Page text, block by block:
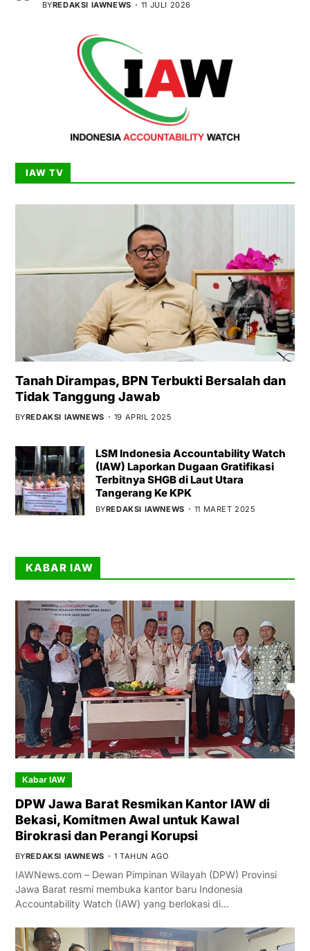
BYREDAKSI IAWNEWS 11 JULI 2026
IAW TV
Tanah Dirampas, BPN Terbukti Bersalah dan
Tidak Tanggung Jawab
BYREDAKSI IAWNEWS 19 APRIL 2025
LSM Indonesia Accountability Watch
(IAW) Laporkan Dugaan Gratifikasi
Terbitnya SHGB di Laut Utara
Tangerang Ke KPK
BYREDAKSI IAWNEWS 11 MARET 2025
KABAR IAW
Kabar IAW
DPW Jawa Barat Resmikan Kantor IAW di
Bekasi, Komitmen Awal untuk Kawal
Birokrasi dan Perangi Korupsi
BYREDAKSI IAWNEWS 1 TAHUN AGO
IAWNews.com – Dewan Pimpinan Wilayah (DPW) Provinsi
Jawa Barat resmi membuka kantor baru Indonesia
Accountability Watch (IAW) yang berlokasi di…